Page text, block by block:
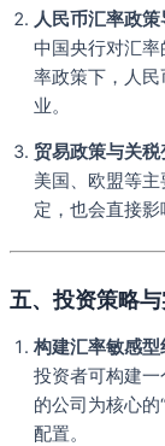
人民币汇率政策
中国央行对汇
率政策下，人
业。
贸易政策与关税
美国、欧盟等
定，也会直接影
五、投资策略
构建汇率敏感型
投资者可构建
的公司为核心
配置。